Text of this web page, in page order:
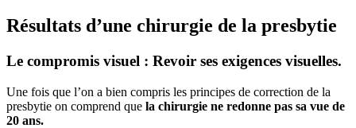
Résultats d’une chirurgie de la presbytie
Le compromis visuel : Revoir ses exigences visuelles.
Une fois que l’on a bien compris les principes de correction de la
presbytie on comprend que la chirurgie ne redonne pas sa vue de
20 ans.